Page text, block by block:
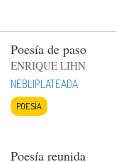
Poesía de paso
ENRIQUE LIHN
NEBLIPLATEADA
POESÍA
Poesía reunida